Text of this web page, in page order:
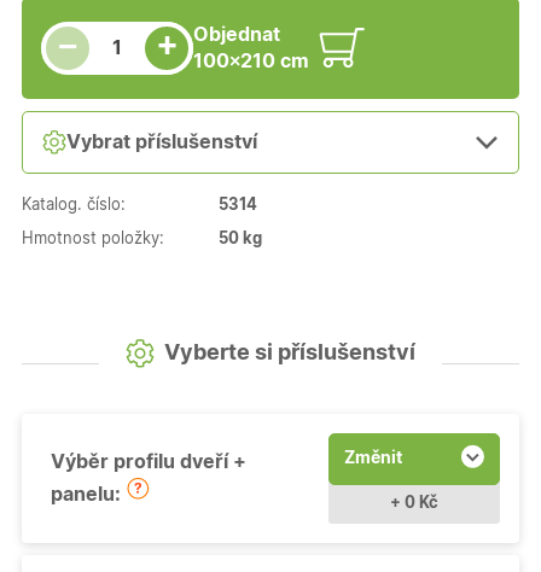
−
Snížit množství
Počet kusů +
Zvýšit množství
Objednat
100×210 cm
Vybrat příslušenství
Katalog. číslo: 5314
Hmotnost položky: 50 kg
Vyberte si příslušenství
Výběr profilu dveří +
panelu:
Změnit
+ 0 Kč